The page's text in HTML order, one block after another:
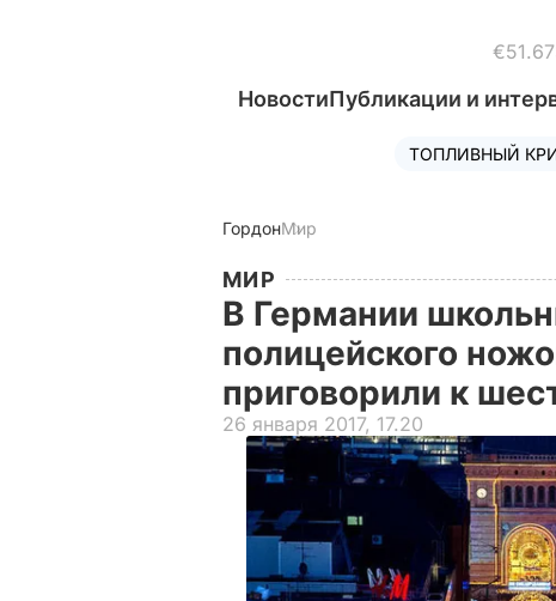
€51.67
НовостиПубликации и
ТОПЛИВНЫЙ
ГордонМир
МИР
В Германии
полицейского
приговорили к
26 января 2017, 17.20